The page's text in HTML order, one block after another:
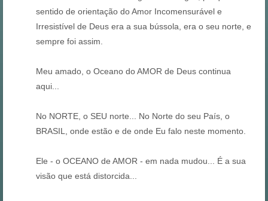
sentido de orientação do Amor Incomensurável e
Irresistível de Deus era a sua bússola, era o seu norte, e
sempre foi assim.
Meu amado, o Oceano do AMOR de Deus continua
aqui...
No NORTE, o SEU norte... No Norte do seu País, o
BRASIL, onde estão e de onde Eu falo neste momento.
Ele - o OCEANO de AMOR - em nada mudou... É a sua
visão que está distorcida...